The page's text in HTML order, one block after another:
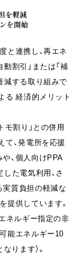
と連携し、再エネ
割引」または「補
減する取り組みで
る 経済的メリット
モ割り」との併用
て、発電所を応援
、個人向けPPA
た電気利用、さ
質負担の軽減な
提供しています。
ネルギー指定の非
能エネルギー10
ります）。